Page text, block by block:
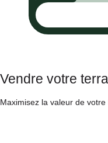
Vendre votre
Maximisez la valeur de